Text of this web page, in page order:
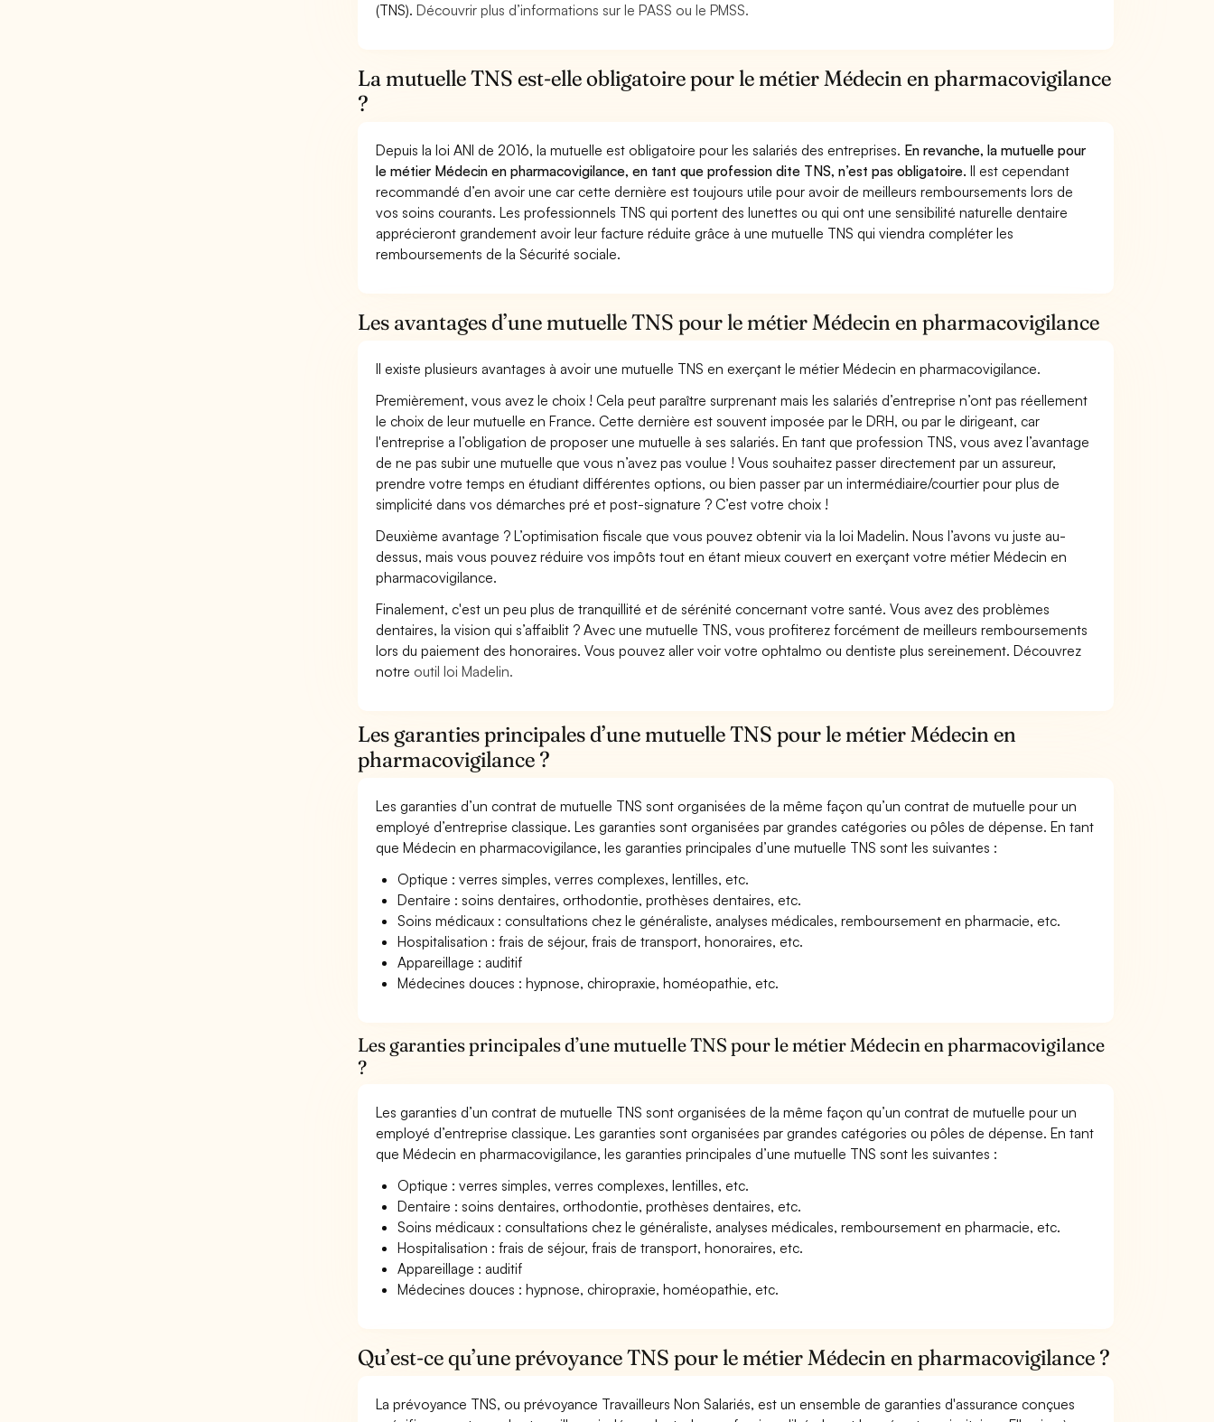
(TNS).Découvrir plus d’informations sur le PASS ou le PMSS.
La mutuelle TNS est-elle obligatoire pour le métier Médecin en pharmacovigilance
?
Depuis la loi ANI de 2016, la mutuelle est obligatoire pour les salariés des entreprises. En revanche, la mutuelle pour
le métier Médecin en pharmacovigilance, en tant que profession dite TNS, n’est pas obligatoire.Il est cependant
recommandé d’en avoir une car cette dernière est toujours utile pour avoir de meilleurs remboursements lors de
vos soins courants. Les professionnels TNS qui portent des lunettes ou qui ont une sensibilité naturelle dentaire
apprécieront grandement avoir leur facture réduite grâce à une mutuelle TNS qui viendra compléter les
remboursements de la Sécurité sociale.
Les avantages d’une mutuelle TNS pour le métier Médecin en pharmacovigilance
Il existe plusieurs avantages à avoir une mutuelle TNS en exerçant le métier Médecin en pharmacovigilance.
Premièrement, vous avez le choix ! Cela peut paraître surprenant mais les salariés d’entreprise n’ont pas réellement
le choix de leur mutuelle en France. Cette dernière est souvent imposée par le DRH, ou par le dirigeant, car
l'entreprise a l’obligation de proposer une mutuelle à ses salariés. En tant que profession TNS, vous avez l’avantage
de ne pas subir une mutuelle que vous n’avez pas voulue ! Vous souhaitez passer directement par un assureur,
prendre votre temps en étudiant différentes options, ou bien passer par un intermédiaire/courtier pour plus de
simplicité dans vos démarches pré et post-signature ? C’est votre choix !
Deuxième avantage ? L’optimisation fiscale que vous pouvez obtenir via la loi Madelin. Nous l’avons vu juste au-
dessus, mais vous pouvez réduire vos impôts tout en étant mieux couvert en exerçant votre métier Médecin en
pharmacovigilance.
Finalement, c'est un peu plus de tranquillité et de sérénité concernant votre santé. Vous avez des problèmes
dentaires, la vision qui s’affaiblit ? Avec une mutuelle TNS, vous profiterez forcément de meilleurs remboursements
lors du paiement des honoraires. Vous pouvez aller voir votre ophtalmo ou dentiste plus sereinement. Découvrez
notre outil loi Madelin.
Les garanties principales d’une mutuelle TNS pour le métier Médecin en
pharmacovigilance ?
Les garanties d’un contrat de mutuelle TNS sont organisées de la même façon qu’un contrat de mutuelle pour un
employé d’entreprise classique. Les garanties sont organisées par grandes catégories ou pôles de dépense. En tant
que Médecin en pharmacovigilance, les garanties principales d’une mutuelle TNS sont les suivantes :
Optique : verres simples, verres complexes, lentilles, etc.
Dentaire : soins dentaires, orthodontie, prothèses dentaires, etc.
Soins médicaux : consultations chez le généraliste, analyses médicales, remboursement en pharmacie, etc.
Hospitalisation : frais de séjour, frais de transport, honoraires, etc.
Appareillage : auditif
Médecines douces : hypnose, chiropraxie, homéopathie, etc.
Les garanties principales d’une mutuelle TNS pour le métier Médecin en pharmacovigilance
?
Les garanties d’un contrat de mutuelle TNS sont organisées de la même façon qu’un contrat de mutuelle pour un
employé d’entreprise classique. Les garanties sont organisées par grandes catégories ou pôles de dépense. En tant
que Médecin en pharmacovigilance, les garanties principales d’une mutuelle TNS sont les suivantes :
Optique : verres simples, verres complexes, lentilles, etc.
Dentaire : soins dentaires, orthodontie, prothèses dentaires, etc.
Soins médicaux : consultations chez le généraliste, analyses médicales, remboursement en pharmacie, etc.
Hospitalisation : frais de séjour, frais de transport, honoraires, etc.
Appareillage : auditif
Médecines douces : hypnose, chiropraxie, homéopathie, etc.
Qu’est-ce qu’une prévoyance TNS pour le métier Médecin en pharmacovigilance ?
La prévoyance TNS, ou prévoyance Travailleurs Non Salariés, est un ensemble de garanties d'assurance conçues